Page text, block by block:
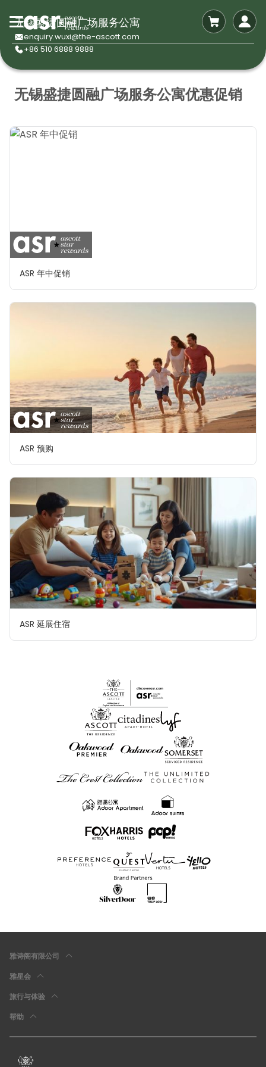
无锡盛捷圆融广场服务公寓
enquiry.wuxi@the-ascott.com
+86 510 6888 9888
无锡盛捷圆融广场服务公寓优惠促销
ASR 年中促销
ASR 预购
ASR 延展住宿
雅诗阁有限公司
雅星会
旅行与体验
帮助